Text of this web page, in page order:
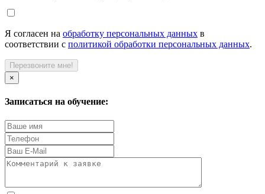
Я согласен на обработку персональных данных в
соответствии с политикой обработки персональных данных.
Перезвоните мне!
×
Записаться на обучение: